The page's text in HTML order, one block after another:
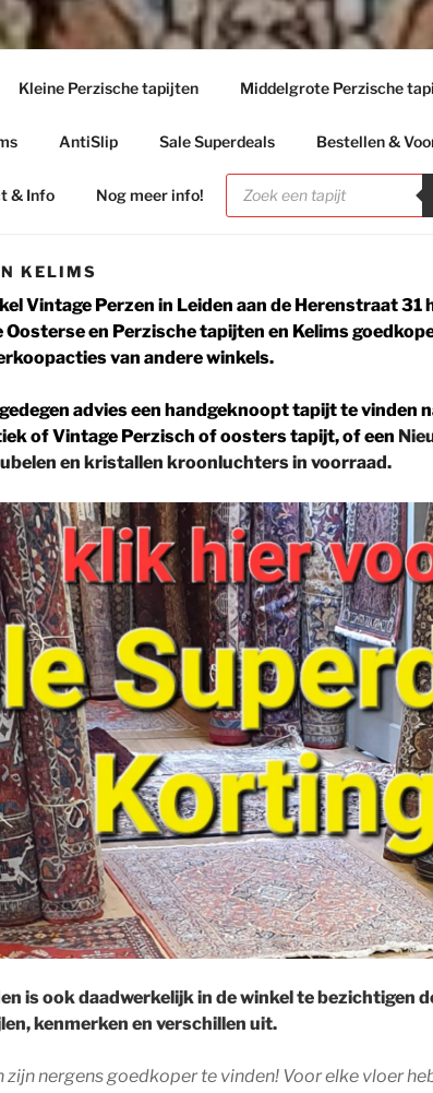
Kleine Perzische tapijten Middelgrote Perzische
AntiSlip Sale Superdeals Bestellen &
& Info Nog meer info!
Producten
zoeken
KELIMS
Vintage Perzen in Leiden aan de Herenstraat 31
en Perzische tapijten en Kelims
van andere winkels.
advies een handgeknoopt tapijt te vinden
ofVintage Perzisch of oosters tapijt, of een
en kristallen kroonluchters in voorraad.
is ook daadwerkelijk in de winkel te bezichtigen
kenmerken en verschillen uit.
zijn nergens goedkoper te vinden! Voor elke vloer